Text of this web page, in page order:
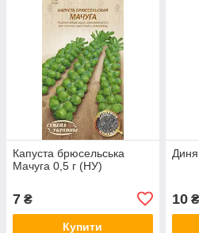
Капуста брюсельська
Мачуга 0,5 г (НУ)
7 ₴
Купити
10₴